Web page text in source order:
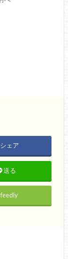
シェア
送る
feedly